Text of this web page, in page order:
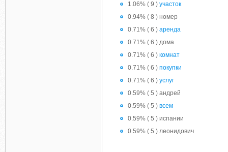
1.06% ( 9 ) участок
0.94% ( 8 ) номер
0.71% ( 6 ) аренда
0.71% ( 6 ) дома
0.71% ( 6 ) комнат
0.71% ( 6 ) покупки
0.71% ( 6 ) услуг
0.59% ( 5 ) андрей
0.59% ( 5 ) всем
0.59% ( 5 ) испании
0.59% ( 5 ) леонидович